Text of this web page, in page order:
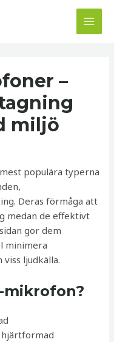
–
miljö
populära typerna
Deras förmåga att
medan de effektivt
gör dem
minimera
ljudkälla.
mikrofon?